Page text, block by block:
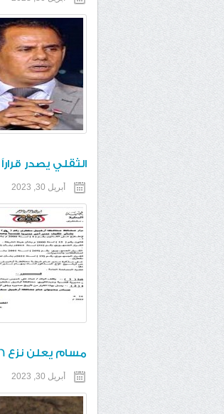
الثقلي يصدر
أبريل 30, 2023
مسام يعلن نزع 836 لغما حوثيا خلال أسبوع
أبريل 30, 2023